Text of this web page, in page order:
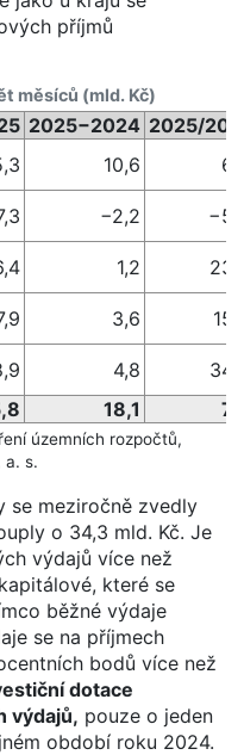
příjmů
měsíců (mld. Kč)
2025−2024 2025/
10,6
6
−2,2
−5
1,2
23
3,6
15
4,8
34
18,1 7
územních rozpočtů,
a. s.
se meziročně zvedly
o 34,3 mld. Kč. Je
výdajů více než
které se
běžné výdaje
se na příjmech
bodů více než
dotace
výdajů, pouze o jeden
období roku 2024.